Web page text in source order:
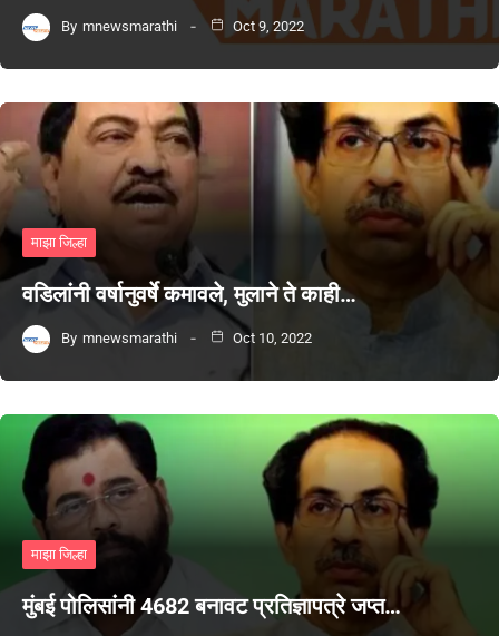
By mnewsmarathi Oct 9, 2022
माझा जिल्हा
वडिलांनी वर्षानुवर्षे कमावले, मुलाने ते काही…
By mnewsmarathi Oct 10, 2022
माझा जिल्हा
मुंबई पोलिसांनी 4682 बनावट प्रतिज्ञापत्रे जप्त…